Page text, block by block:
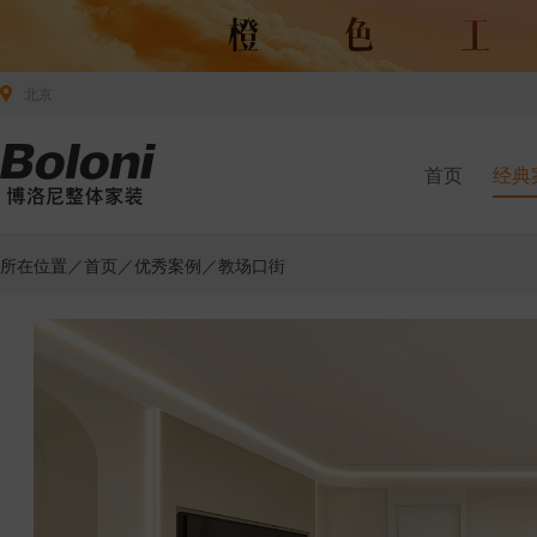
首页 经典
所在位置／首页 ／优秀案例 ／教场口街